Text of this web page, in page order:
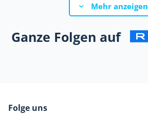
Mehr anzeigen
Ganze Folgen auf
Folge uns